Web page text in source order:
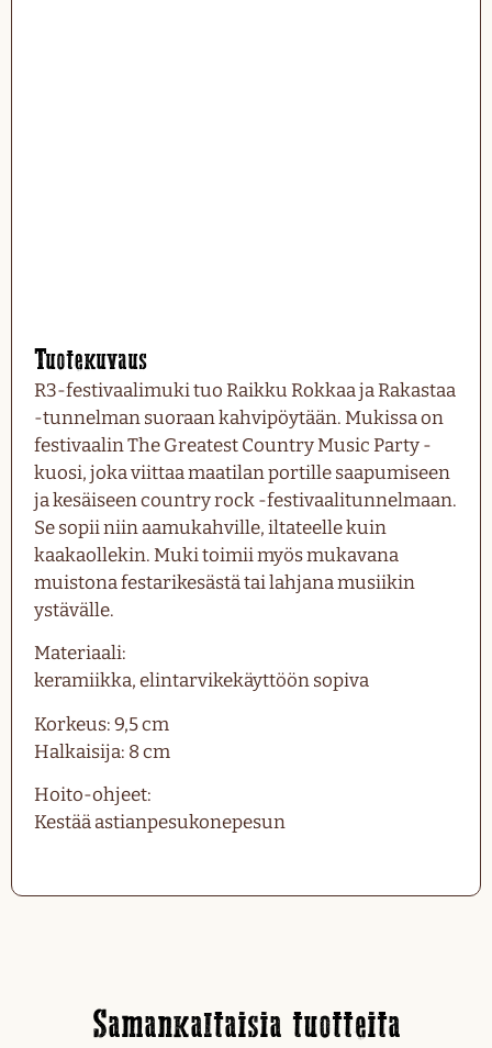
Tuotekuvaus
R3-festivaalimuki tuo Raikku Rokkaa ja Rakastaa
-tunnelman suoraan kahvipöytään. Mukissa on
festivaalin The Greatest Country Music Party -
kuosi, joka viittaa maatilan portille saapumiseen
ja kesäiseen country rock -festivaalitunnelmaan.
Se sopii niin aamukahville, iltateelle kuin
kaakaollekin. Muki toimii myös mukavana
muistona festarikesästä tai lahjana musiikin
ystävälle.
Materiaali:
keramiikka, elintarvikekäyttöön sopiva
Korkeus: 9,5 cm
Halkaisija: 8 cm
Hoito-ohjeet:
Kestää astianpesukonepesun
Samankaltaisia tuotteita